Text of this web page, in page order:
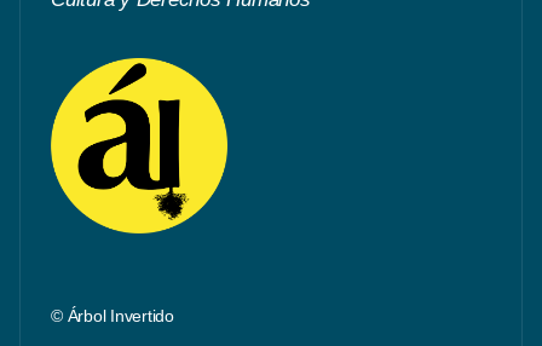
© Árbol Invertido